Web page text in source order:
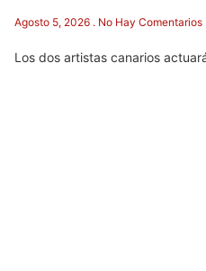
Agosto 5, 2026 No Hay Comentarios
Los dos artistas canarios